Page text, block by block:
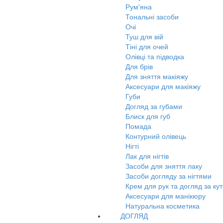
Рум'яна
Тональні засоби
Очі
Туш для вій
Тіні для очей
Олівці та підводка
Для брів
Для зняття макіяжу
Аксесуари для макіяжу
Губи
Догляд за губами
Блиск для губ
Помада
Контурний олівець
Нігті
Лак для нігтів
Засоби для зняття лаку
Засоби догляду за нігтями
Крем для рук та догляд за
Аксесуари для манікюру
Натуральна косметика
ДОГЛЯД